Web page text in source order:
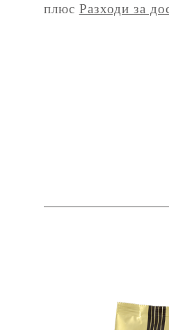
плюс Разходи за